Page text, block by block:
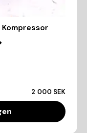
Kompressor
2 000 SEK